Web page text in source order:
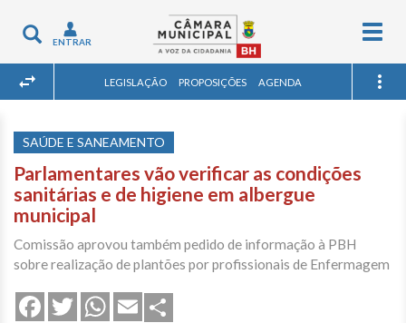
Toggle
navigation
ENTRAR
LEGISLAÇÃO PROPOSIÇÕES AGENDA
SAÚDE E SANEAMENTO
Parlamentares vão verificar as condições
sanitárias e de higiene em albergue
municipal
Comissão aprovou também pedido de informação à PBH
sobre realização de plantões por profissionais de Enfermagem
FacebookTwitterWhatsApp
Email